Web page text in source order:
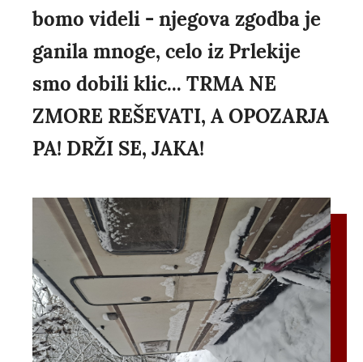
bomo videli - njegova zgodba je
ganila mnoge, celo iz Prlekije
smo dobili klic... TRMA NE
ZMORE REŠEVATI, A OPOZARJA
PA! DRŽI SE, JAKA!